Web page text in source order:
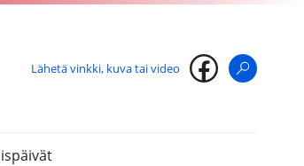
Lähetä vinkki, kuva tai video